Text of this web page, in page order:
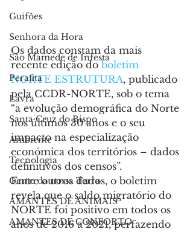
Guifões
Senhora da Hora
São Mamede de Infesta
Perafita
Lavra
Santa Cruz do Bispo
Ambiente
Tecnologia
Gente da nossa Terra
AMANTES DE ANIMAIS
AMANTES DE CONFORTO
Os dados constam da mais
recente edição do boletim
NORTE ESTRUTURA, publicado
pela CCDR-NORTE, sob o tema
“a evolução demográfica do Norte
nos últimos 30 anos e o seu
impacto na especialização
económica dos territórios – dados
definitivos dos censos”.
Entre outros dados, o boletim
revela que o saldo migratório do
NORTE foi positivo em todos os
anos de 2016 a 2021, perfazendo